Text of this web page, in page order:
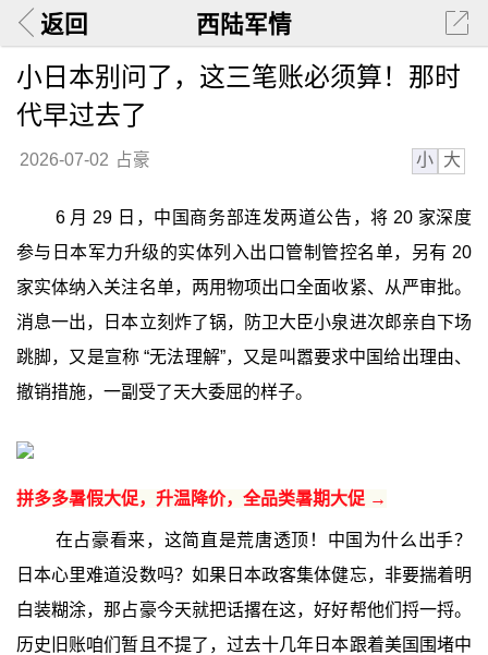
返回 西陆军情
小日本别问了，这三笔账必须算！那时
代早过去了
2026-07-02 占豪 小 大
6 月 29 日，中国商务部连发两道公告，将 20 家深度
参与日本军力升级的实体列入出口管制管控名单，另有 20
家实体纳入关注名单，两用物项出口全面收紧、从严审批。
消息一出，日本立刻炸了锅，防卫大臣小泉进次郎亲自下场
跳脚，又是宣称 “无法理解”，又是叫嚣要求中国给出理由、
撤销措施，一副受了天大委屈的样子。
拼多多暑假大促，升温降价，全品类暑期大促 →
在占豪看来，这简直是荒唐透顶！中国为什么出手？
日本心里难道没数吗？如果日本政客集体健忘，非要揣着明
白装糊涂，那占豪今天就把话撂在这，好好帮他们捋一捋。
历史旧账咱们暂且不提了，过去十几年日本跟着美国围堵中